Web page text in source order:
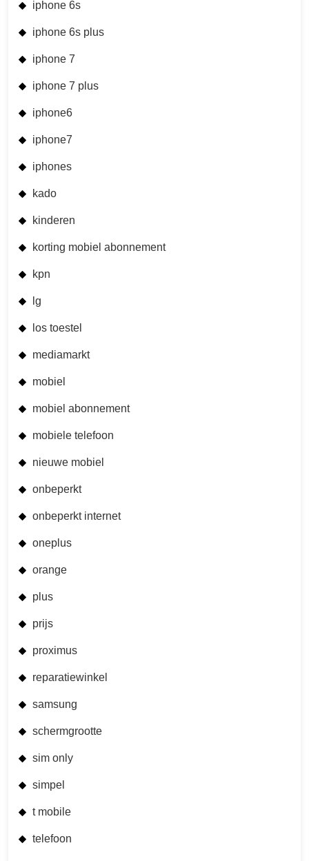
iphone 6s
iphone 6s plus
iphone 7
iphone 7 plus
iphone6
iphone7
iphones
kado
kinderen
korting mobiel abonnement
kpn
lg
los toestel
mediamarkt
mobiel
mobiel abonnement
mobiele telefoon
nieuwe mobiel
onbeperkt
onbeperkt internet
oneplus
orange
plus
prijs
proximus
reparatiewinkel
samsung
schermgrootte
sim only
simpel
t mobile
telefoon